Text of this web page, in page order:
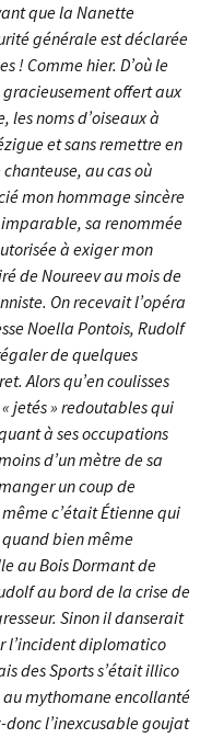
que la Nanette
générale est déclarée
! Comme hier. D’où le
offert aux
les noms d’oiseaux à
et sans remettre en
au cas où
mon hommage sincère
sa renommée
à exiger mon
de Noureev au mois de
On recevait l’opéra
Noella Pontois, Rudolf
de quelques
Alors qu’en coulisses
jetés » redoutables qui
à ses occupations
d’un mètre de sa
un coup de
c’était Étienne qui
bien même
au Bois Dormant de
au bord de la crise de
Sinon il danserait
l’incident diplomatico
des Sports s’était illico
au mythomane encollanté
donc l’inexcusable goujat